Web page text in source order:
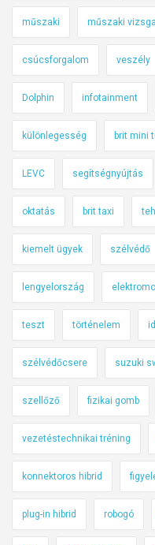
műszaki műszaki vizsga
csúcsforgalom veszély
Dolphin infotainment
különlegesség brit mini
LEVC segítségnyújtás
oktatás brit taxi
kiemelt ügyek szélvédő
lengyelország
teszt történelem
szélvédőcsere suzuki
szellőző fizikai gomb
vezetéstechnikai tréning
konnektoros hibrid
plug-in hibrid robogó